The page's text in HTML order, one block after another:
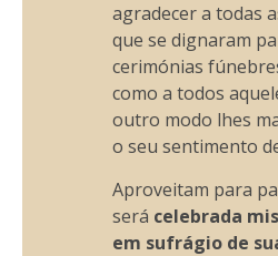
agradecer a todas
que se dignaram
cerimónias
como a todos
outro modo lhes
o seu sentimento
Aproveitam para
será celebrada
em sufrágio de